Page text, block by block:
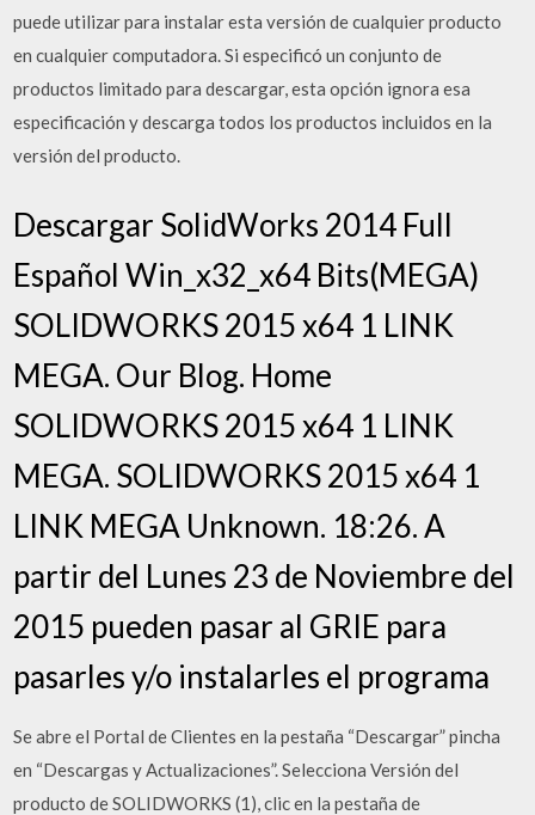
puede utilizar para instalar esta versión de cualquier producto
en cualquier computadora. Si especificó un conjunto de
productos limitado para descargar, esta opción ignora esa
especificación y descarga todos los productos incluidos en la
versión del producto.
Descargar SolidWorks 2014 Full
Español Win_x32_x64 Bits(MEGA)
SOLIDWORKS 2015 x64 1 LINK
MEGA. Our Blog. Home
SOLIDWORKS 2015 x64 1 LINK
MEGA. SOLIDWORKS 2015 x64 1
LINK MEGA Unknown. 18:26. A
partir del Lunes 23 de Noviembre del
2015 pueden pasar al GRIE para
pasarles y/o instalarles el programa
Se abre el Portal de Clientes en la pestaña “Descargar” pincha
en “Descargas y Actualizaciones”. Selecciona Versión del
producto de SOLIDWORKS (1), clic en la pestaña de